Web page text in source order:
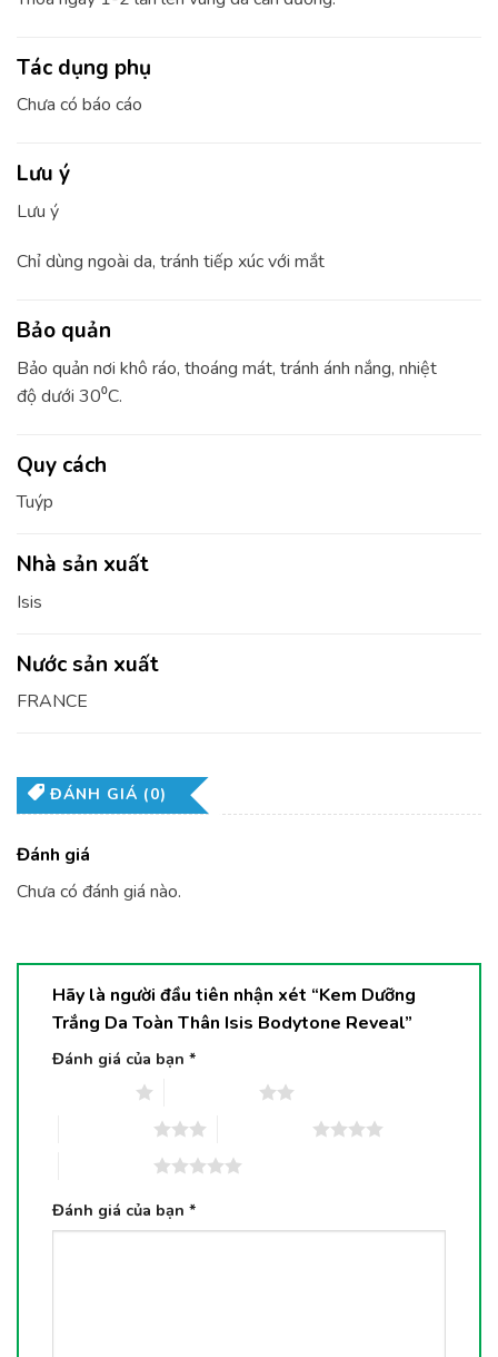
Tác dụng phụ
Chưa có báo cáo
Lưu ý
Lưu ý
Chỉ dùng ngoài da, tránh tiếp xúc với mắt
Bảo quản
Bảo quản nơi khô ráo, thoáng mát, tránh ánh nắng, nhiệt
độ dưới 30⁰C.
Quy cách
Tuýp
Nhà sản xuất
Isis
Nước sản xuất
FRANCE
ĐÁNH GIÁ (0)
Đánh giá
Chưa có đánh giá nào.
Hãy là người đầu tiên nhận xét “Kem Dưỡng
Trắng Da Toàn Thân Isis Bodytone Reveal”
Đánh giá của bạn *
Đánh giá của bạn *